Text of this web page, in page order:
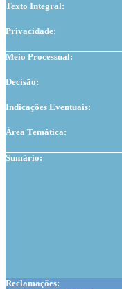
Texto Integral:
Privacidade:
Meio Processual:
Decisão:
Indicações Eventuais:
Área Temática:
Sumário:
Reclamações: